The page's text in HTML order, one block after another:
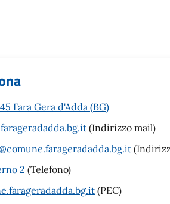
Fara Gera d'Adda (BG)
(Indirizzo mail)
2 (Telefono)
(PEC)